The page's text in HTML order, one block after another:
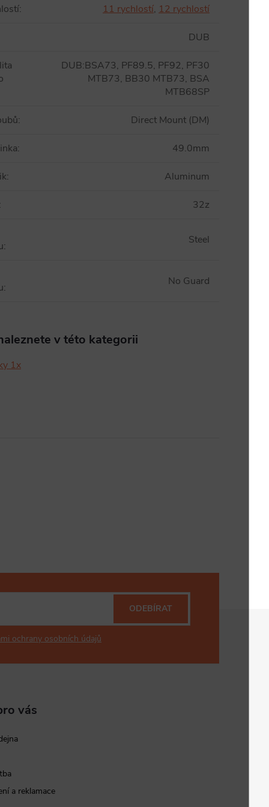
: 11 rychlostí, 12 rychlostí
DUB
DUB:BSA73, PF89.5, PF92, PF30
MTB73, BB30 MTB73, BSA
MTB68SP
: Direct Mount (DM)
: 49.0mm
: Aluminum
: 32z
: Steel
: No Guard
v této kategorii
1x
ochrany osobních údajů
ODEBÍRAT
vás
a reklamace